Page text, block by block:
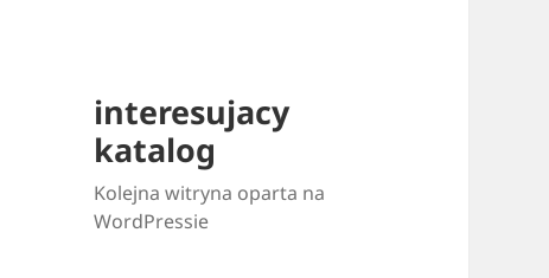
interesujacy
katalog
Kolejna witryna oparta na
WordPressie